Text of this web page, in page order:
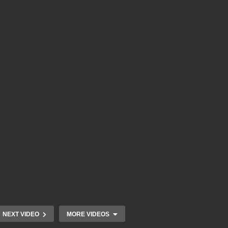
NEXT VIDEO MORE VIDEOS